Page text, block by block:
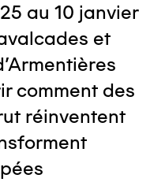
au 10 janvier
et
comment des
réinventent